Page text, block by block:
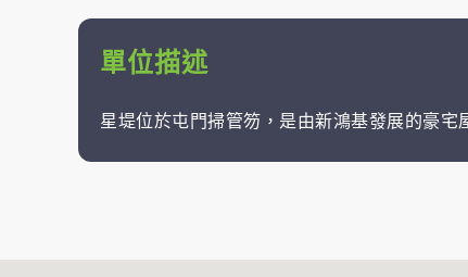
單位描述
星堤位於屯門掃管笏，是由新鴻基發展的豪